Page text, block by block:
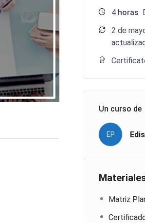
4 horas
2 de
Un curso de
EP
Matriz